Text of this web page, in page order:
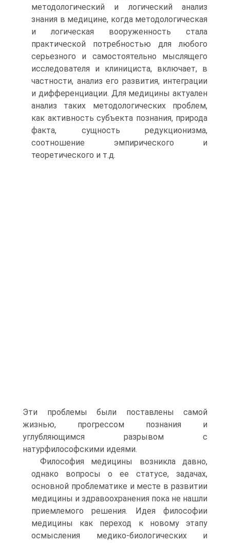
методологический и логический анализ
знания в медицине, когда методологическая
и логическая вооруженность стала
практической потребностью для любого
серьезного и самостоятельно мыслящего
исследователя и клинициста, включает, в
частности, анализ его развития, интеграции
и дифференциации. Для медицины актуален
анализ таких методологических проблем,
как активность субъекта познания, природа
факта, сущность редукционизма,
соотношение эмпирического и
теоретического и т.д.
Эти проблемы были поставлены самой
жизнью, прогрессом познания и
углубляющимся разрывом с
натурфилософскими идеями.
Философия медицины возникла давно,
однако вопросы о ее статусе, задачах,
основной проблематике и месте в развитии
медицины и здравоохранения пока не нашли
приемлемого решения. Идея философии
медицины как переход к новому этапу
осмысления медико-биологических и